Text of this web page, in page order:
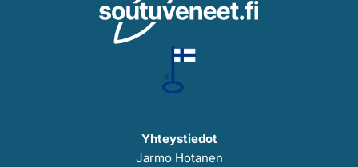
Yhteystiedot
Jarmo Hotanen